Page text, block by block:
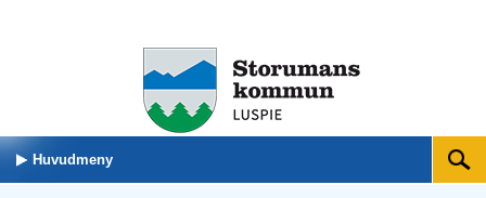
Huvudmeny Sök